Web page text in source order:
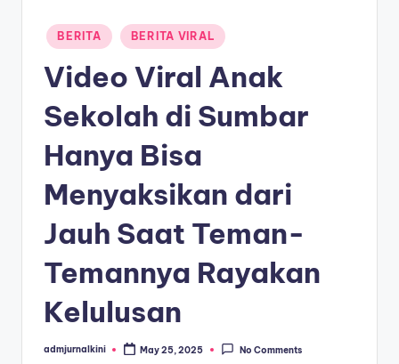
Posted
in
BERITA BERITA VIRAL
Video Viral Anak
Sekolah di Sumbar
Hanya Bisa
Menyaksikan dari
Jauh Saat Teman-
Temannya Rayakan
Kelulusan
Posted
admjurnalkini May 25, 2025 No Comments